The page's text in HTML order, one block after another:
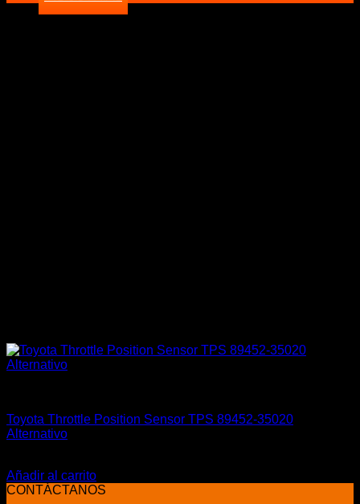
Toyota Throttle Position Sensor TPS 89452-35020
Alternativo
precio
original actual
Añadir al carrito
CONTÁCTANOS